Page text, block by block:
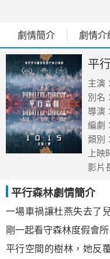
劇情簡介 劇情介
平
主演：
別名：
導演：
編劇：
類別：
上映
影片
平行森林劇情簡介
一場車禍讓杜燕失去了
剛一起看守森林度假會
平行空間的樹林，她反